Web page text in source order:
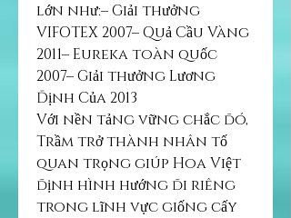
lớn như:– Giải thưởng
VIFOTEX 2007– Quả Cầu Vàng
2011– Eureka toàn quốc
2007– Giải thưởng Lương
Định Của 2013
Với nền tảng vững chắc đó,
Trầm trở thành nhân tố
quan trọng giúp Hoa Việt
định hình hướng đi riêng
trong lĩnh vực giống cấy